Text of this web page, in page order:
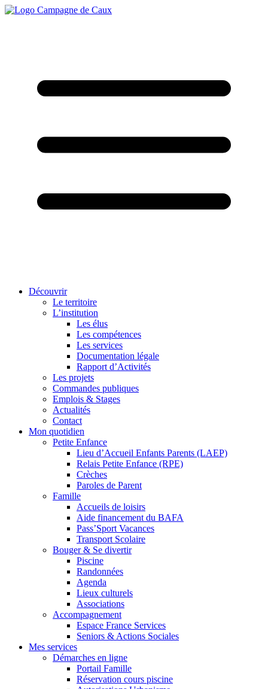
Découvrir
Le territoire
L’institution
Les élus
Les compétences
Les services
Documentation légale
Rapport d’Activités
Les projets
Commandes publiques
Emplois & Stages
Actualités
Contact
Mon quotidien
Petite Enfance
Lieu d’Accueil Enfants Parents (LAEP)
Relais Petite Enfance (RPE)
Crèches
Paroles de Parent
Famille
Accueils de loisirs
Aide financement du BAFA
Pass’Sport Vacances
Transport Scolaire
Bouger & Se divertir
Piscine
Randonnées
Agenda
Lieux culturels
Associations
Accompagnement
Espace France Services
Seniors & Actions Sociales
Mes services
Démarches en ligne
Portail Famille
Réservation cours piscine